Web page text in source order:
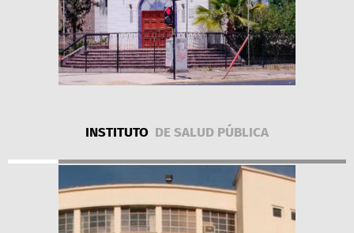
INSTITUTO DE SALUD PÚBLICA